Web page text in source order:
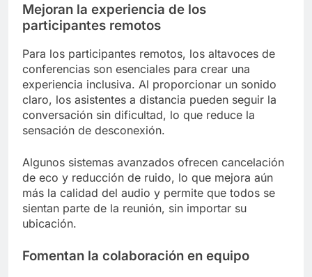
Mejoran la experiencia de los
participantes remotos
Para los participantes remotos, los altavoces de
conferencias son esenciales para crear una
experiencia inclusiva. Al proporcionar un sonido
claro, los asistentes a distancia pueden seguir la
conversación sin dificultad, lo que reduce la
sensación de desconexión.
Algunos sistemas avanzados ofrecen cancelación
de eco y reducción de ruido, lo que mejora aún
más la calidad del audio y permite que todos se
sientan parte de la reunión, sin importar su
ubicación.
Fomentan la colaboración en equipo